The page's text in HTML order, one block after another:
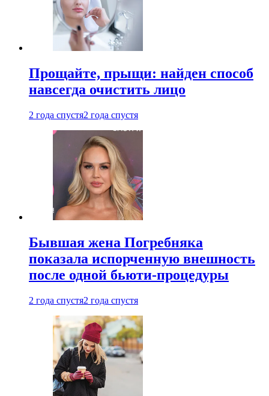
Прощайте, прыщи: найден способ
навсегда очистить лицо
2 года спустя2 года спустя
Бывшая жена Погребняка
показала испорченную внешность
после одной бьюти-процедуры
2 года спустя2 года спустя